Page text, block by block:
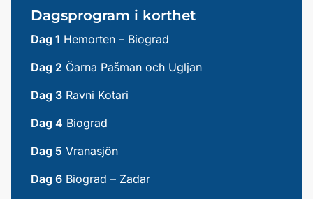
Dagsprogram i korthet
Dag 1 Hemorten – Biograd
Dag 2 Öarna Pašman och Ugljan
Dag 3 Ravni Kotari
Dag 4 Biograd
Dag 5 Vranasjön
Dag 6 Biograd – Zadar